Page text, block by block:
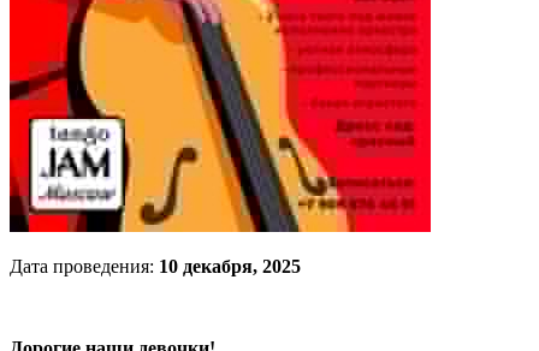
Дата проведения: 10 декабря, 2025